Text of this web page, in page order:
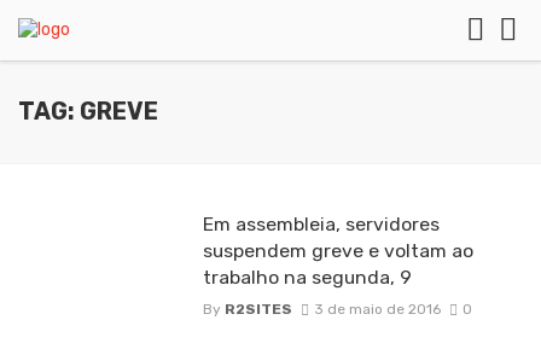
TAG: GREVE
Em assembleia, servidores
suspendem greve e voltam ao
trabalho na segunda, 9
By R2SITES 3 de maio de 2016 0